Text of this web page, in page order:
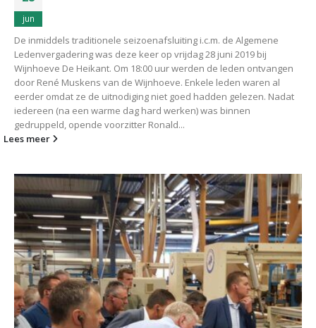
jun
De inmiddels traditionele seizoenafsluiting i.c.m. de Algemene
Ledenvergadering was deze keer op vrijdag 28 juni 2019 bij
Wijnhoeve De Heikant. Om 18:00 uur werden de leden ontvangen
door René Muskens van de Wijnhoeve. Enkele leden waren al
eerder omdat ze de uitnodiging niet goed hadden gelezen. Nadat
iedereen (na een warme dag hard werken) was binnen
gedruppeld, opende voorzitter Ronald...
Lees meer